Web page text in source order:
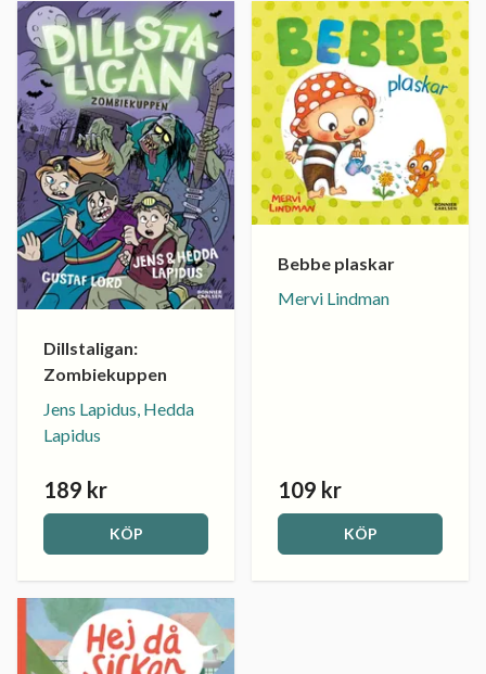
Dillstaligan:
Zombiekuppen
Jens Lapidus, Hedda
Lapidus
189 kr
KÖP
Bebbe plaskar
Mervi Lindman
109 kr
KÖP